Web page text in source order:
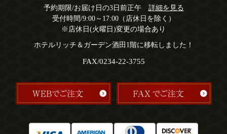
予約期限/お届け日の3日前正午 詳細を見る
受付時間/9:00～17:00（店休日を除く）
※店休日(火曜日)変更の場合あり
ホテルリッチ＆ガーデン酒田1階に移転しました！
FAX/0234-22-3755